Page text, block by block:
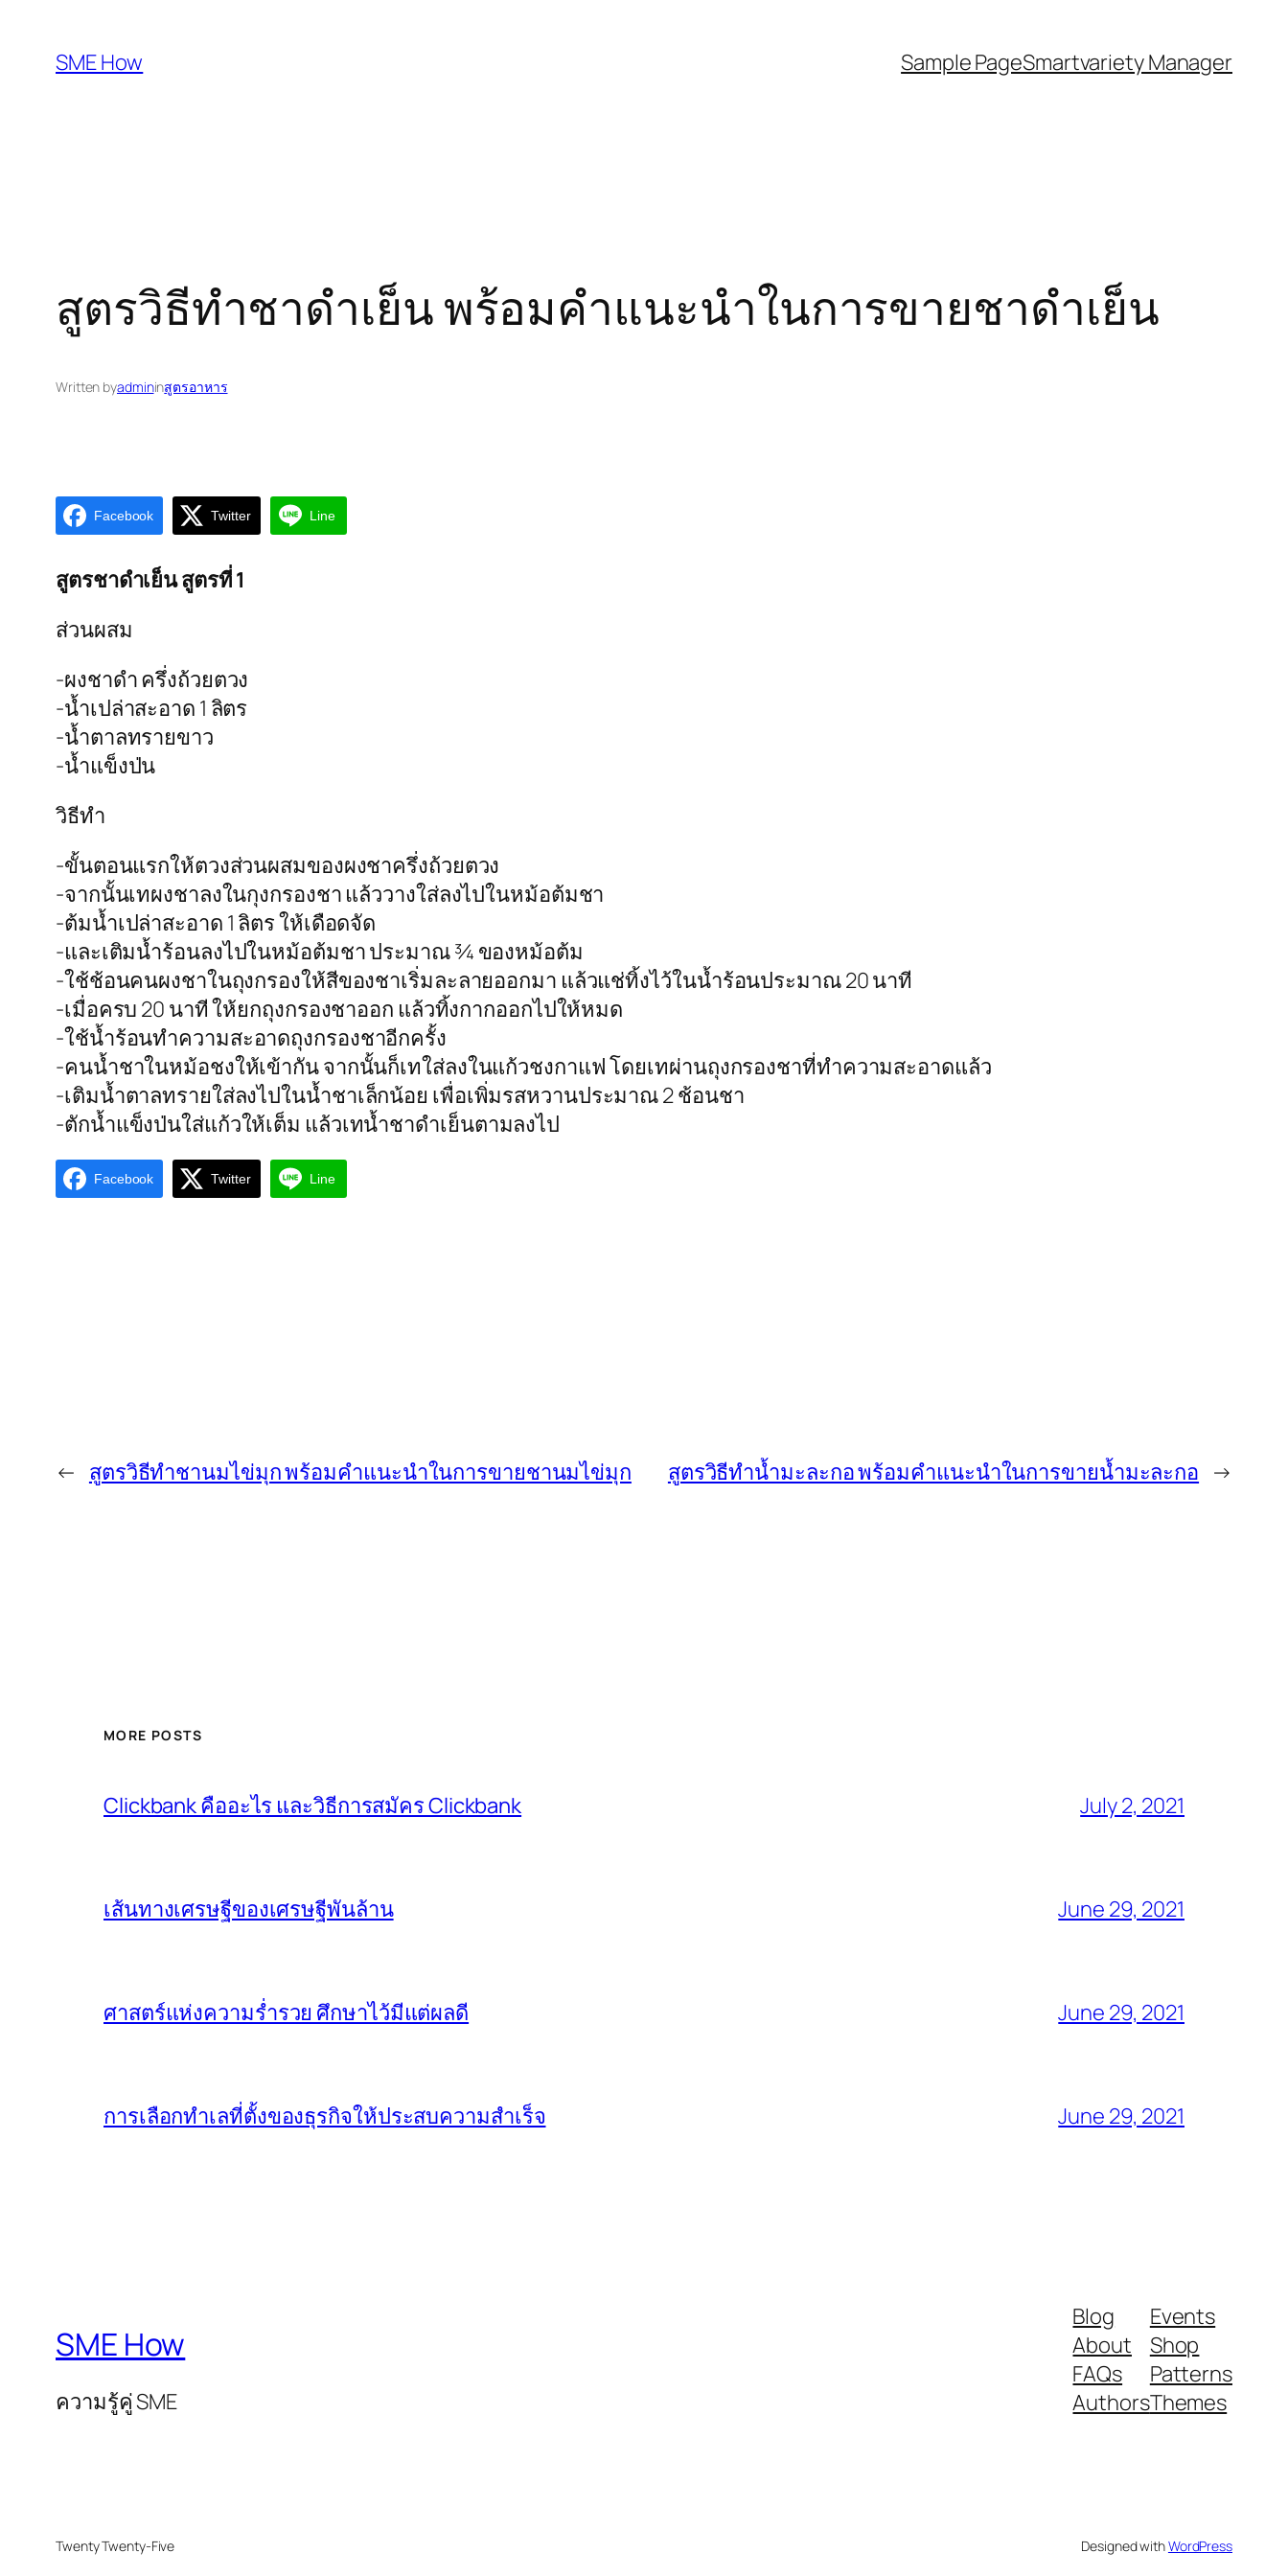
content
SME How Sample PageSmartvariety Manager
สูตรวิธีทำชาดำเย็น พร้อมคำแนะนำในการขายชาดำเย็น
Written byadmininสูตรอาหาร
Facebook Twitter Line
สูตรชาดำเย็น สูตรที่ 1
ส่วนผสม
-ผงชาดำ ครึ่งถ้วยตวง
-น้ำเปล่าสะอาด 1 ลิตร
-น้ำตาลทรายขาว
-น้ำแข็งป่น
วิธีทำ
-ขั้นตอนแรกให้ตวงส่วนผสมของผงชาครึ่งถ้วยตวง
-จากนั้นเทผงชาลงในกุงกรองชา แล้ววางใส่ลงไปในหม้อต้มชา
-ต้มน้ำเปล่าสะอาด 1 ลิตร ให้เดือดจัด
-และเติมน้ำร้อนลงไปในหม้อต้มชา ประมาณ ¾ ของหม้อต้ม
-ใช้ช้อนคนผงชาในถุงกรองให้สีของชาเริ่มละลายออกมา แล้วแช่ทิ้งไว้ในน้ำร้อนประมาณ 20 นาที
-เมื่อครบ 20 นาที ให้ยกถุงกรองชาออก แล้วทิ้งกากออกไปให้หมด
-ใช้น้ำร้อนทำความสะอาดถุงกรองชาอีกครั้ง
-คนน้ำชาในหม้อชงให้เข้ากัน จากนั้นก็เทใส่ลงในแก้วชงกาแฟ โดยเทผ่านถุงกรองชาที่ทำความสะอาดแล้ว
-เติมน้ำตาลทรายใส่ลงไปในน้ำชาเล็กน้อย เพื่อเพิ่มรสหวานประมาณ 2 ช้อนชา
-ตักน้ำแข็งป่นใส่แก้วให้เต็ม แล้วเทน้ำชาดำเย็นตามลงไป
Facebook Twitter Line
← สูตรวิธีทำชานมไข่มุก พร้อมคำแนะนำในการขายชานมไข่มุก สูตรวิธีทำน้ำมะละกอ พร้อมคำแนะนำในการขายน้ำมะละกอ →
MORE POSTS
Clickbank คืออะไร และวิธีการสมัคร Clickbank July 2, 2021
เส้นทางเศรษฐีของเศรษฐีพันล้าน June 29, 2021
ศาสตร์แห่งความร่ำรวย ศึกษาไว้มีแต่ผลดี June 29, 2021
การเลือกทำเลที่ตั้งของธุรกิจให้ประสบความสำเร็จ June 29, 2021
SME How
ความรู้คู่ SME
Blog
About
FAQs
Authors
Events
Shop
Patterns
Themes
Twenty Twenty-Five Designed withWordPress